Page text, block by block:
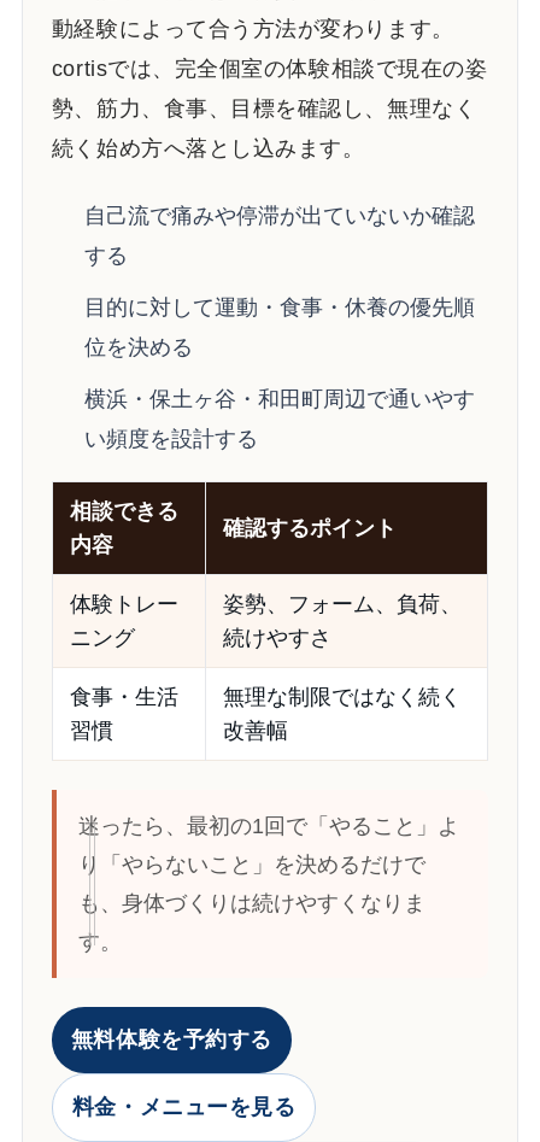
動経験によって合う方法が変わります。
cortisでは、完全個室の体験相談で現在の姿
勢、筋力、食事、目標を確認し、無理なく
続く始め方へ落とし込みます。
自己流で痛みや停滞が出ていないか確認
する
目的に対して運動・食事・休養の優先順
位を決める
横浜・保土ヶ谷・和田町周辺で通いやす
い頻度を設計する
相談できる
内容
確認するポイント
体験トレー
ニング
姿勢、フォーム、負荷、
続けやすさ
食事・生活
習慣
無理な制限ではなく続く
改善幅
迷ったら、最初の1回で「やること」よ
り「やらないこと」を決めるだけで
も、身体づくりは続けやすくなりま
す。
無料体験を予約する
料金・メニューを見る